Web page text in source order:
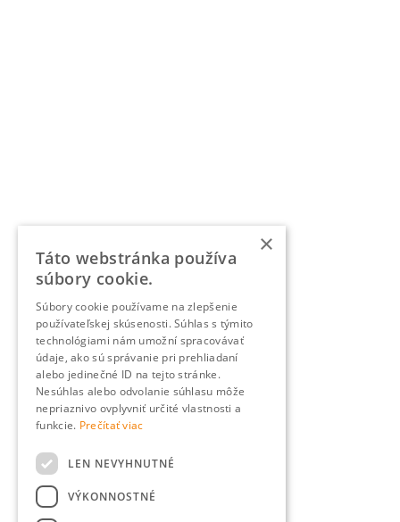
×
Táto webstránka používa
súbory cookie.
Súbory cookie používame na zlepšenie
používateľskej skúsenosti. Súhlas s týmito
technológiami nám umožní spracovávať
údaje, ako sú správanie pri prehliadaní
alebo jedinečné ID na tejto stránke.
Nesúhlas alebo odvolanie súhlasu môže
nepriaznivo ovplyvniť určité vlastnosti a
funkcie. Prečítať viac
LEN NEVYHNUTNÉ
VÝKONNOSTNÉ